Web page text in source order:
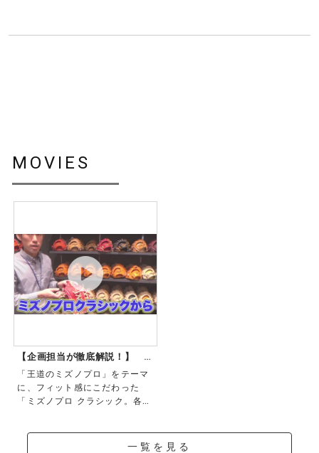
MOVIES
【企画担当が徹底解説！】 フ
ィット感にこ...
「王道のミズノプロ」をテーマ
に、フィット感にこだわった
「ミズノプロ クラシック。各モ
一覧を見る